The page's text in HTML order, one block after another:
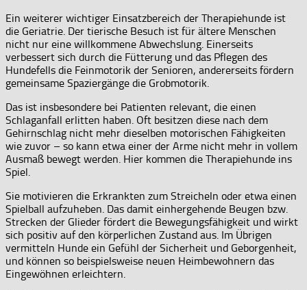
Ein weiterer wichtiger Einsatzbereich der Therapiehunde ist
die Geriatrie. Der tierische Besuch ist für ältere Menschen
nicht nur eine willkommene Abwechslung. Einerseits
verbessert sich durch die Fütterung und das Pflegen des
Hundefells die Feinmotorik der Senioren, andererseits fördern
gemeinsame Spaziergänge die Grobmotorik.
Das ist insbesondere bei Patienten relevant, die einen
Schlaganfall erlitten haben. Oft besitzen diese nach dem
Gehirnschlag nicht mehr dieselben motorischen Fähigkeiten
wie zuvor – so kann etwa einer der Arme nicht mehr in vollem
Ausmaß bewegt werden. Hier kommen die Therapiehunde ins
Spiel.
Sie motivieren die Erkrankten zum Streicheln oder etwa einen
Spielball aufzuheben. Das damit einhergehende Beugen bzw.
Strecken der Glieder fördert die Bewegungsfähigkeit und wirkt
sich positiv auf den körperlichen Zustand aus. Im Übrigen
vermitteln Hunde ein Gefühl der Sicherheit und Geborgenheit,
und können so beispielsweise neuen Heimbewohnern das
Eingewöhnen erleichtern.